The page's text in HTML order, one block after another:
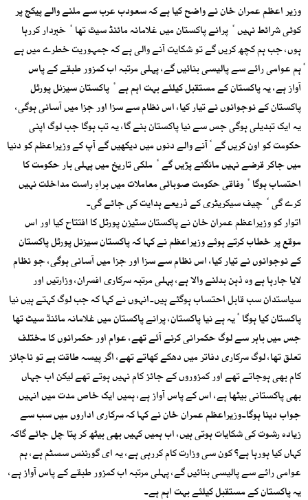
وزیر اعظم عمران خان نے واضح کیا ہے کہ سعودب عرب سے ملنے والے پیکج پر
کوئی شرائط نہیں ٗ پرانے پاکستان میں غلامانہ مائنڈ سیٹ تھا ٗ خبردار کررہا
ہوں، جب ہم کچھ کریں گے تو شکایت آنے والی ہے کہ جمہوریت خطرے میں ہے
ٗہم عوامی رائے سے پالیسی بنائیں گے، پہلی مرتبہ اب کمزور طبقے کے پاس
آواز ہے، یہ پاکستان کے مستقبل کیلئے بہت اہم ہے ٗ پاکستان سیزنل پورٹل
پاکستان کے نوجوانوں نے تیار کیا، اس نظام سے سزا اور جزا میں آسانی ہوگی،
یہ ایک تبدیلی ہوگی جس سے نیا پاکستان بنے گا، یہ تب ہوگا جب لوگ اپنی
حکومت کو اون کریں گے ٗآنے والے دنوں میں دیکھیں گے آپ کے وزیراعظم کو دنیا
میں جاکر قرضے نہیں مانگنے پڑیں گے ٗ ملکی تاریخ میں پہلی بار حکومت کا
احتساب ہوگا ٗ وفاقی حکومت صوبائی معاملات میں براہِ راست مداخلت نہیں
کرے گی ٗ چیف سیکریٹری کے ذریعے ہدایت کی جائے گی۔
اتوار کو وزیراعظم عمران خان نے پاکستان سٹیزن پورٹل کا افتتاح کیا اور اس
موقع پر خطاب کرتے ہوئے وزیراعظم نے کہا کہ پاکستان سیزنل پورٹل پاکستان
کے نوجوانوں نے تیار کیا، اس نظام سے سزا اور جزا میں آسانی ہوگی، جو نظام
لایا جارہا ہے وہ ذہن بدلنے والا ہے، پہلی مرتبہ سرکاری افسران، وزارتیں اور
سیاستدان سب قابل احتساب ہوگئے ہیں۔انہوں نے کہا کہ جب لوگ کہتے ہیں نیا
پاکستان کیا ہوگا ٗیہ ہے نیا پاکستان، پرانے پاکستان میں غلامانہ مائنڈ سیٹ تھا
جس میں باہر سے لوگ حکمرانی کرنے آئے تھے، عوام اور حکمرانوں کا مختلف
تعلق تھا، لوگ سرکاری دفاتر میں دھکے کھاتے تھے، اگر پیسہ طاقت ہے تو ناجائز
کام بھی ہوجاتے تھے اور کمزوروں کے جائز کام نہیں ہوتے تھے لیکن اب جہاں
بھی پاکستانی بیٹھا ہے، اس کے پاس آواز ہے، ہمیں ایک خاص مدت میں انہیں
جواب دینا ہوگا۔وزیراعظم عمران خان نے کہا کہ سرکاری اداروں میں سب سے
زیادہ رشوت کی شکایات ہوتی ہیں، اب ہمیں کہیں بھی بیٹھ کر پتا چل جائے گاکہ
کہاں کیا ہورہا ہے؟ کون سی وزارت کام کررہی ہے، یہ ای گورننس سسٹم ہے، ہم
عوامی رائے سے پالیسی بنائیں گے، پہلی مرتبہ اب کمزور طبقے کے پاس آواز ہے،
یہ پاکستان کے مستقبل کیلئے بہت اہم ہے۔